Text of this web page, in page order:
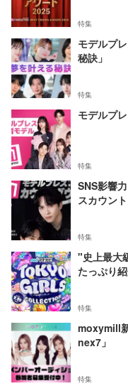
特集
モデルプ
秘訣」
特集
モデルプ
特集
SNS影響
スカウント
特集
"史上最大
たっぷり
特集
moxymill
nex7」
特集